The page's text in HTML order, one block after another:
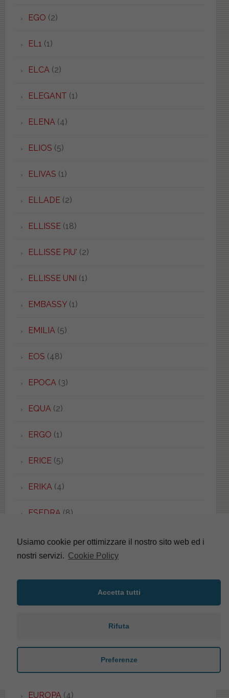
EGO (2)
EL1 (1)
ELCA (2)
ELEGANT (1)
ELENA (4)
ELIOS (5)
ELIVAS (1)
ELLADE(2)
ELLISSE(18)
ELLISSE PIU' (2)
ELLISSE UNI (1)
EMBASSY(1)
EMILIA (5)
EOS (48)
EPOCA (3)
EQUA (2)
ERGO (1)
ERICE(5)
ERIKA (4)
ESEDRA (8)
ESEDRA(1)
EUROPA (4)
Usiamo cookie per ottimizzare il nostro sito web ed i
nostri servizi. Cookie Policy
Accetta tutti
Rifuta
Preferenze